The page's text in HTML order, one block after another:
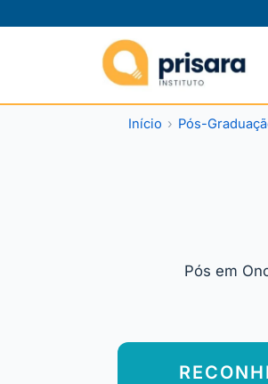
Início Pós-
Pós em